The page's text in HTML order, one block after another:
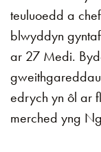
teuluoedd a
blwyddyn
ar 27 Medi.
edrych yn ôl ar
merched yng